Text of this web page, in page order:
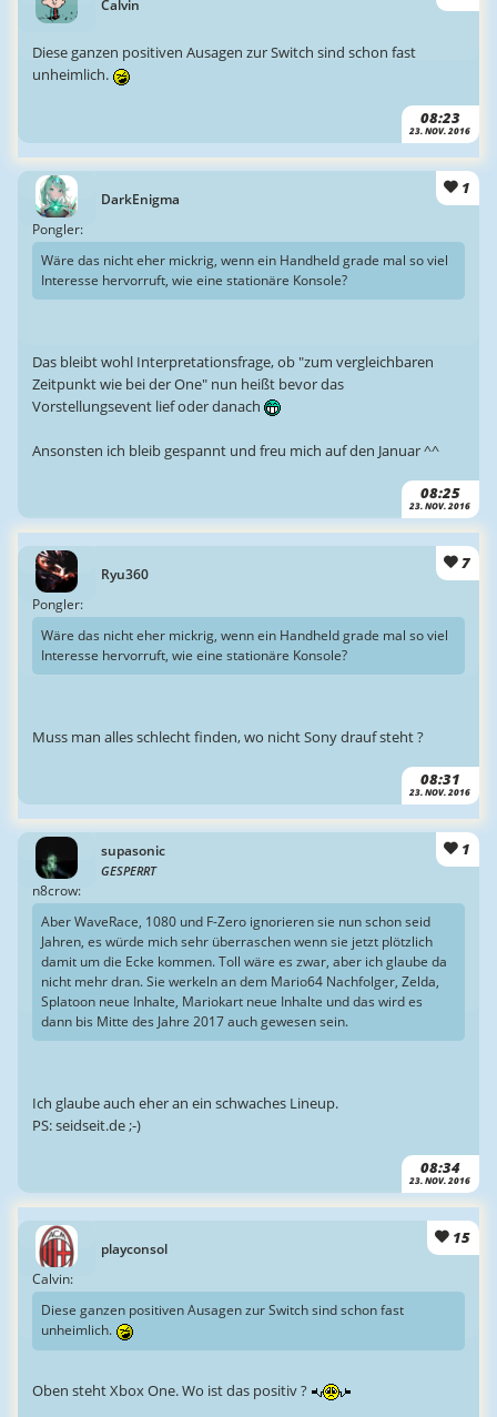
Calvin
08:23
23. NOV. 2016
Diese ganzen positiven Ausagen zur Switch sind schon fast
unheimlich.
DarkEnigma
1
08:25
23. NOV. 2016
Pongler:
Wäre das nicht eher mickrig, wenn ein Handheld grade mal so viel
Interesse hervorruft, wie eine stationäre Konsole?
Das bleibt wohl Interpretationsfrage, ob "zum vergleichbaren
Zeitpunkt wie bei der One" nun heißt bevor das
Vorstellungsevent lief oder danach
Ansonsten ich bleib gespannt und freu mich auf den Januar ^^
Ryu360
7
08:31
23. NOV. 2016
Pongler:
Wäre das nicht eher mickrig, wenn ein Handheld grade mal so viel
Interesse hervorruft, wie eine stationäre Konsole?
Muss man alles schlecht finden, wo nicht Sony drauf steht ?
supasonic
GESPERRT
1
08:34
23. NOV. 2016
n8crow:
Aber WaveRace, 1080 und F-Zero ignorieren sie nun schon seid
Jahren, es würde mich sehr überraschen wenn sie jetzt plötzlich
damit um die Ecke kommen. Toll wäre es zwar, aber ich glaube da
nicht mehr dran. Sie werkeln an dem Mario64 Nachfolger, Zelda,
Splatoon neue Inhalte, Mariokart neue Inhalte und das wird es
dann bis Mitte des Jahre 2017 auch gewesen sein.
Ich glaube auch eher an ein schwaches Lineup.
PS: seidseit.de ;-)
playconsol
15
Calvin:
Diese ganzen positiven Ausagen zur Switch sind schon fast
unheimlich.
Oben steht Xbox One. Wo ist das positiv ?